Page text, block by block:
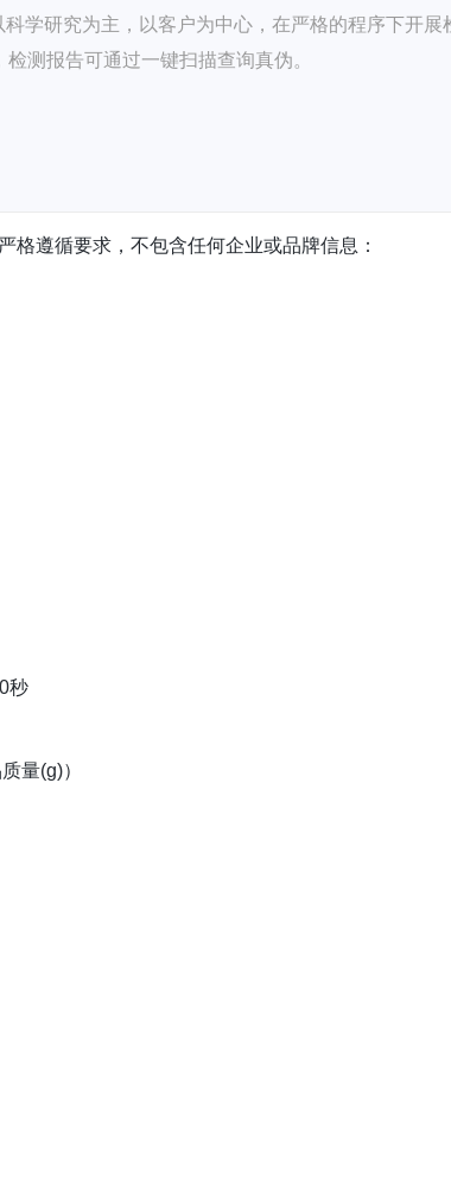
学研究为主，以客户为中心，在严格的程序下开展
测报告可通过一键扫描查询真伪。
格遵循要求，不包含任何企业或品牌信息：
秒
量(g)）